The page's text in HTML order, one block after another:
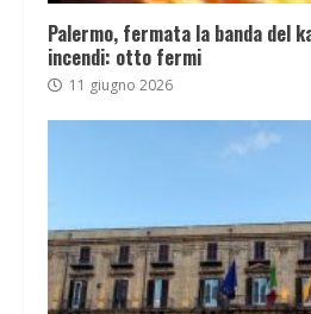
Palermo, fermata la banda del
incendi: otto fermi
11 giugno 2026